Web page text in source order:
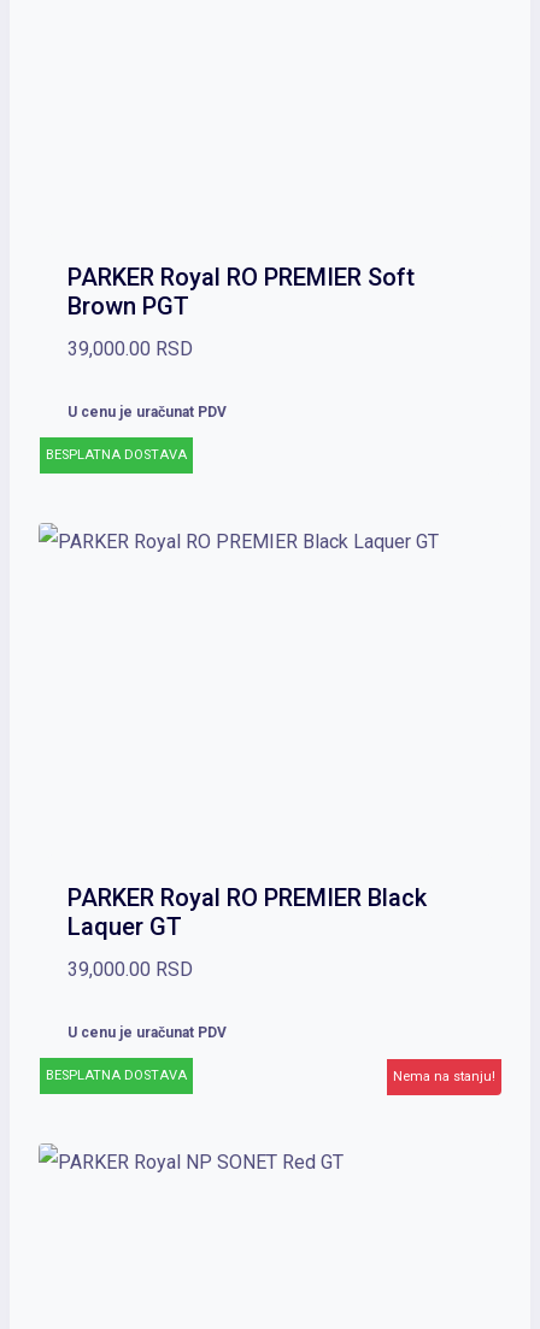
BESPLATNA DOSTAVA
PARKER Royal RO PREMIER Soft
Brown PGT
39,000.00 RSD
U cenu je uračunat PDV
Nema na stanju!
BESPLATNA DOSTAVA
PARKER Royal RO PREMIER Black
Laquer GT
39,000.00 RSD
U cenu je uračunat PDV